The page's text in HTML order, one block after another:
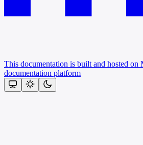
This documentation is built and hosted on
documentation platform